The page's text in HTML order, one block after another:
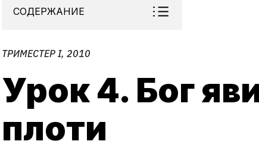
СОДЕРЖАНИЕ
ТРИМЕСТЕР I, 2010
Урок 4. Бог
плоти